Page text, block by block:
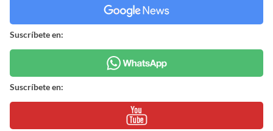
Suscríbete en:
Suscríbete en: